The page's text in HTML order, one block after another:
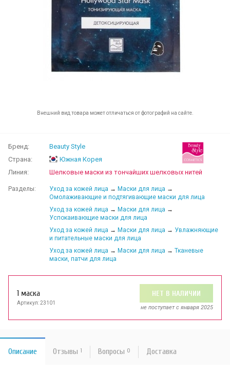
Внешний вид товара может отличаться от фотографий на сайте.
Бренд:
Beauty Style
Страна:
Южная Корея
Линия:
Шелковые маски из тончайших шелковых нитей
Разделы: Уход за кожей лица → Маски для лица →
Омолаживающие и подтягивающие маски для лица
Уход за кожей лица → Маски для лица →
Успокаивающие маски для лица
Уход за кожей лица → Маски для лица → Увлажняющие
и питательные маски для лица
Уход за кожей лица → Маски для лица → Тканевые
маски, патчи для лица
1 маска
Артикул: 23101
НЕТ В НАЛИЧИИ
не поступает c января 2025
Описание Отзывы 1 Вопросы 0 Доставка